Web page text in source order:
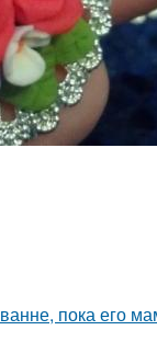
пока его